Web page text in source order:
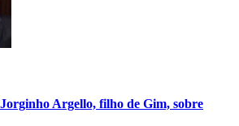
Argello, filho de Gim, sobre